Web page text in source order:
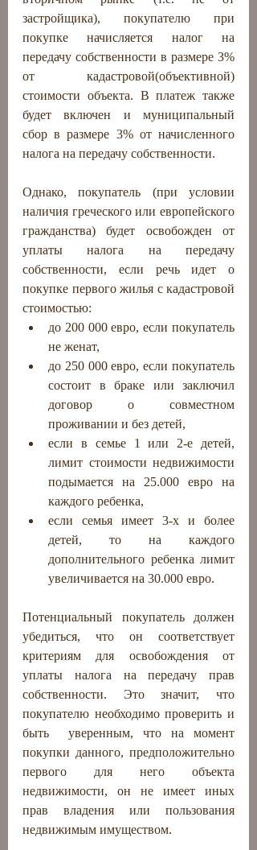
застройщика), покупателю при
покупке начисляется налог на
передачу собственности в размере 3%
от кадастровой(объективной)
стоимости объекта. В платеж также
будет включен и муниципальный
сбор в размере 3% от начисленного
налога на передачу собственности.
Однако, покупатель (при условии
наличия греческого или европейского
гражданства) будет освобожден от
уплаты налога на передачу
собственности, если речь идет о
покупке первого жилья с кадастровой
стоимостью:
до 200 000 евро, если покупатель
не женат,
до 250 000 евро, если покупатель
состоит в браке или заключил
договор о совместном
проживании и без детей,
если в семье 1 или 2-е детей,
лимит стоимости недвижимости
подымается на 25.000 евро на
каждого ребенка,
если семья имеет 3-х и более
детей, то на каждого
дополнительного ребенка лимит
увеличивается на 30.000 евро.
Потенциальный покупатель должен
убедиться, что он соответствует
критериям для освобождения от
уплаты налога на передачу прав
собственности. Это значит, что
покупателю необходимо проверить и
быть  уверенным, что на момент
покупки данного, предположительно
первого для него объекта
недвижимости, он не имеет иных
прав владения или пользования
недвижимым имуществом.